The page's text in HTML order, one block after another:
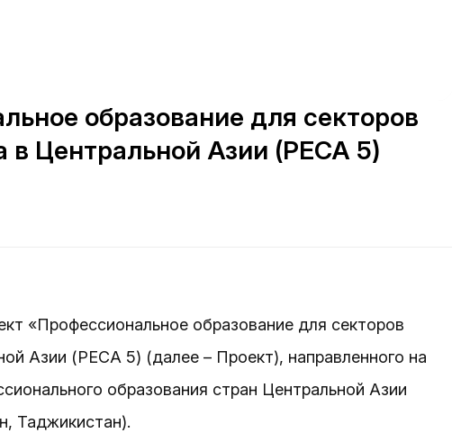
образование для секторов
в Центральной Азии (PECA 5)
«Профессиональное образование для секторов
Азии (PECA 5) (далее – Проект), направленного на
образования стран Центральной Азии
Таджикистан).